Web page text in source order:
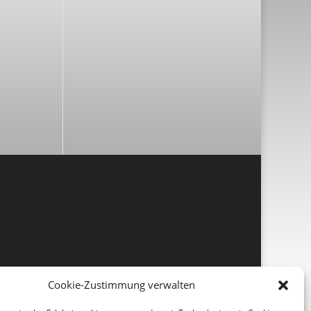
Cookie-Zustimmung verwalten